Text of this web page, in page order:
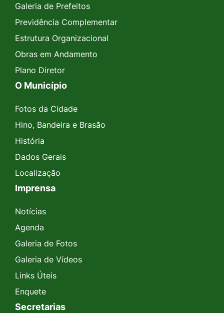
Galeria de Prefeitos
Previdência Complementar
Estrutura Organizacional
Obras em Andamento
Plano Diretor
O Município
Fotos da Cidade
Hino, Bandeira e Brasão
História
Dados Gerais
Localização
Imprensa
Notícias
Agenda
Galeria de Fotos
Galeria de Vídeos
Links Úteis
Enquete
Secretarias